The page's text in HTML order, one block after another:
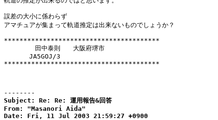
誤差の大小に係わらず
アマチュアが集まって軌道推定は出来ないものでしょうか？
****************************************
        田中泰則　　大阪府堺市
JA5GOJ/3
****************************************
--------
Subject: Re: Re: 運用報告&回答
From: "Masanori Aida"
Date: Fri, 11 Jul 2003 21:59:27 +0900